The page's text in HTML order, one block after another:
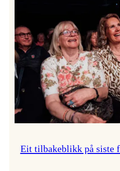
Eit tilbakeblikk på siste